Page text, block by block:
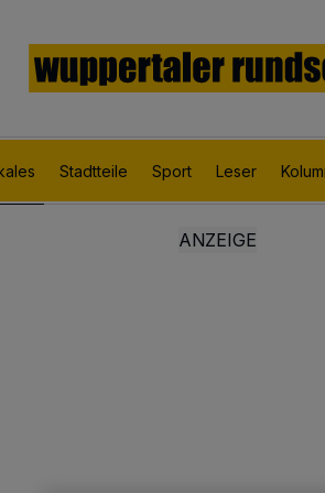
Stadtteile Sport Leser